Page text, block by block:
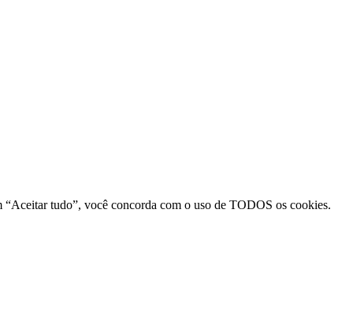
“Aceitar tudo”, você concorda com o uso de TODOS os cookies.